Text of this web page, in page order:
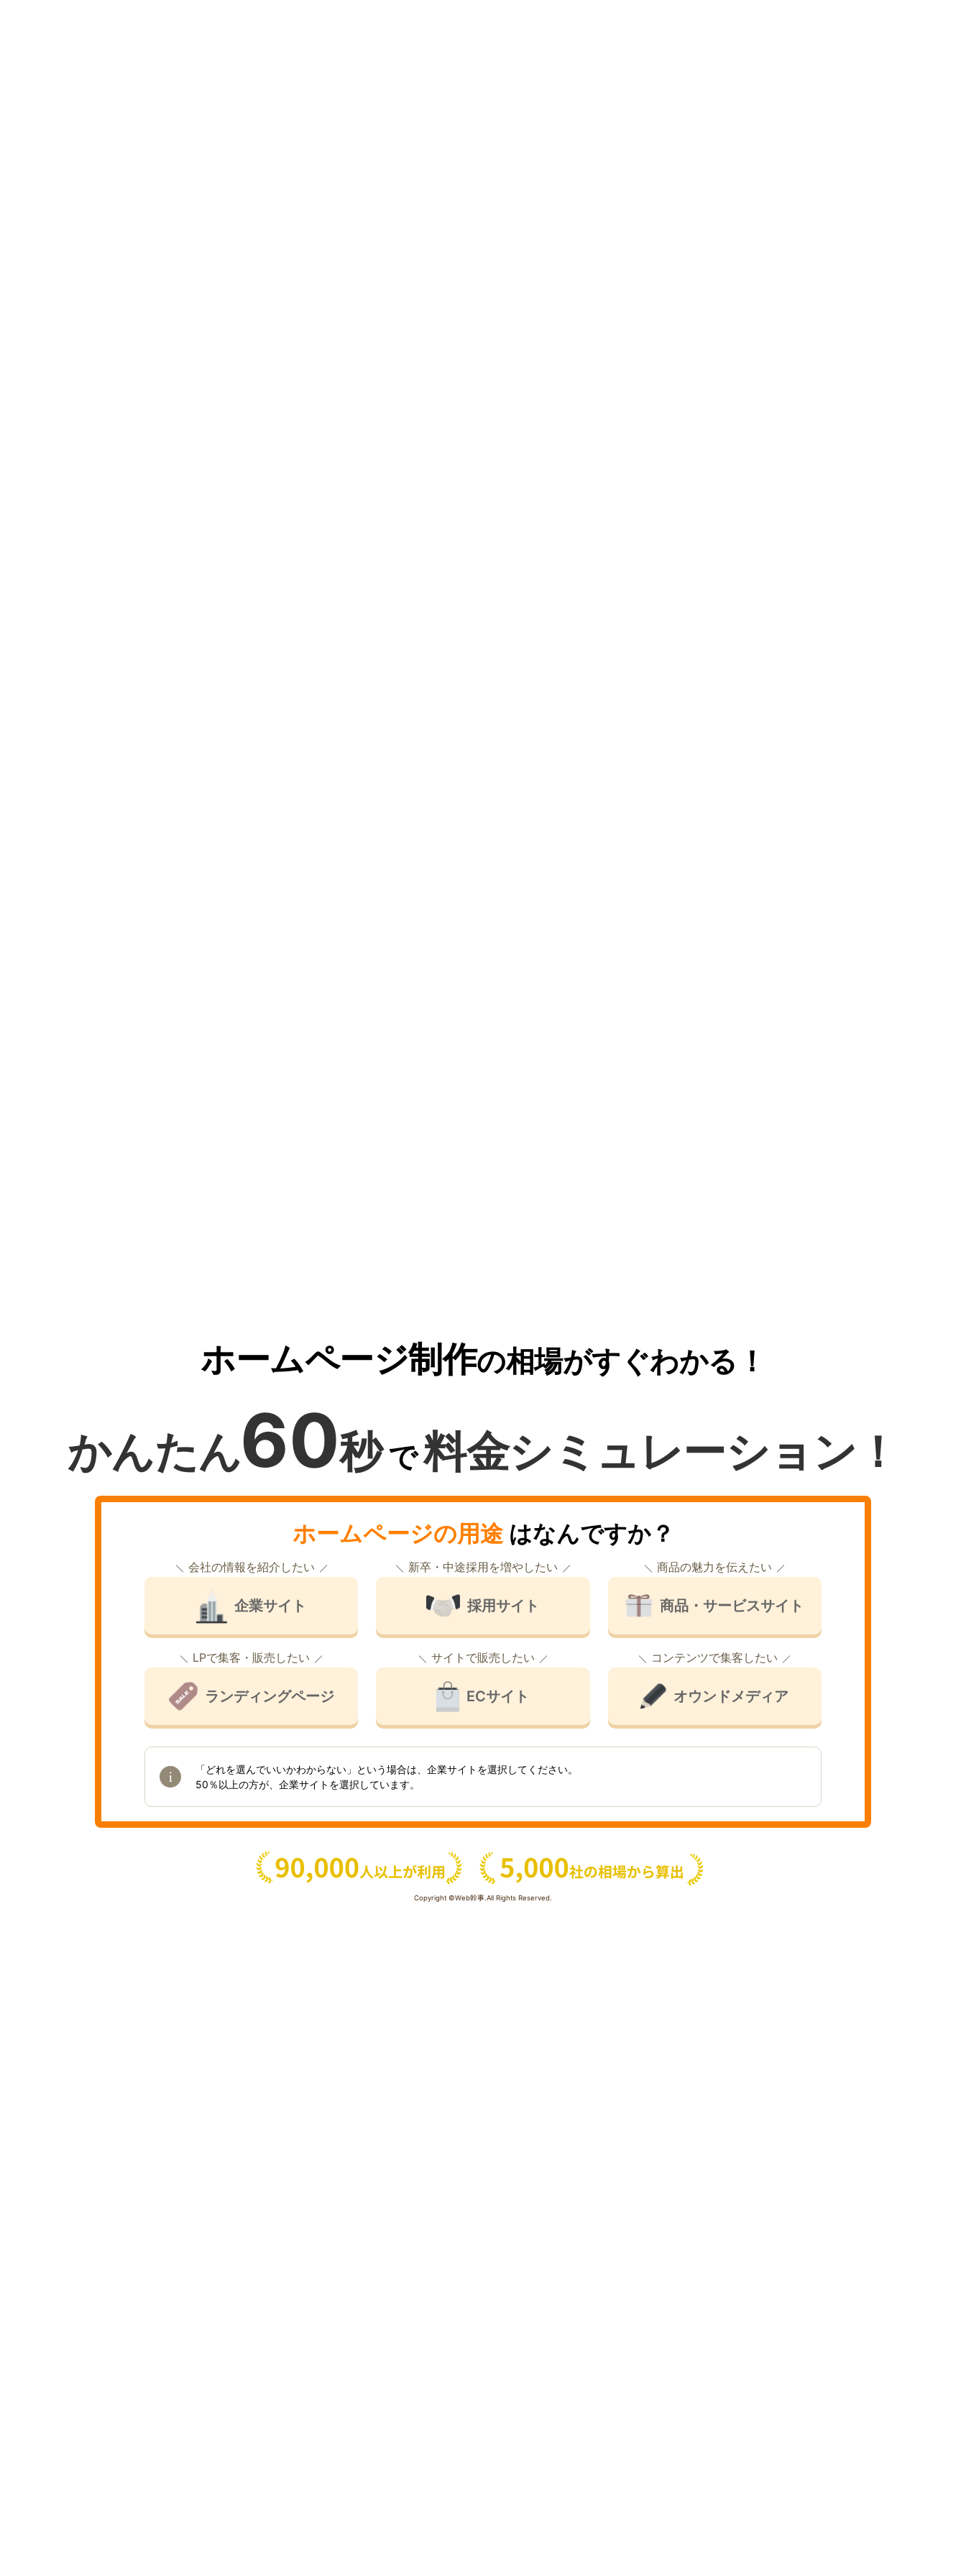
ホームページ制作の相場がすぐわかる！
かんたん60秒で料金シミュレーション！
ホームページの用途はなんですか？
会社の情報を紹介したい
企業サイト
新卒・中途採用を増やしたい
採用サイト
商品の魅力を伝えたい
商品・サービスサイト
LPで集客・販売したい
ランディングページ
サイトで販売したい
ECサイト
コンテンツで集客したい
オウンドメディア
「どれを選んでいいかわからない」という場合は、企業サイトを選択してください。
50％以上の方が、企業サイトを選択しています。
Copyright ©Web幹事.All Rights Reserved.